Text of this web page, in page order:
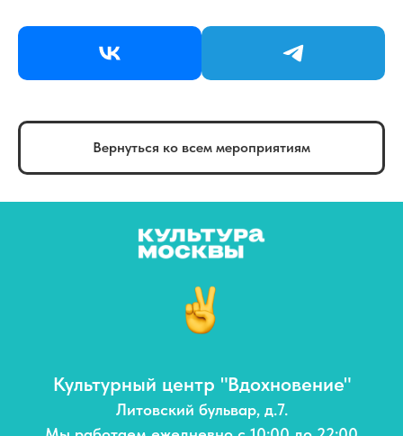
Вернуться ко всем мероприятиям
Культурный центр "Вдохновение"
Литовский бульвар, д.7.